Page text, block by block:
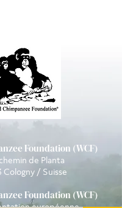
Foundation (WCF)
de Planta
Cologny / Suisse
Foundation (WCF)